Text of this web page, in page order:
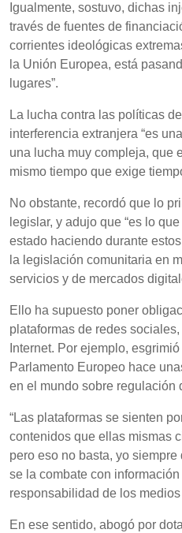
Igualmente, sostuvo, dichas
través de fuentes de
corrientes ideológicas
la Unión Europea, está
lugares”.
La lucha contra las políticas
interferencia extranjera “es
una lucha muy compleja, que
mismo tiempo que exige
No obstante, recordó que lo
legislar, y adujo que “es lo
estado haciendo durante
la legislación comunitaria en
servicios y de mercados
Ello ha supuesto poner
plataformas de redes
Internet. Por ejemplo,
Parlamento Europeo hace
en el mundo sobre regulación
“Las plataformas se sienten
contenidos que ellas mismas
pero eso no basta, yo
se la combate con
responsabilidad de los
En ese sentido, abogó por